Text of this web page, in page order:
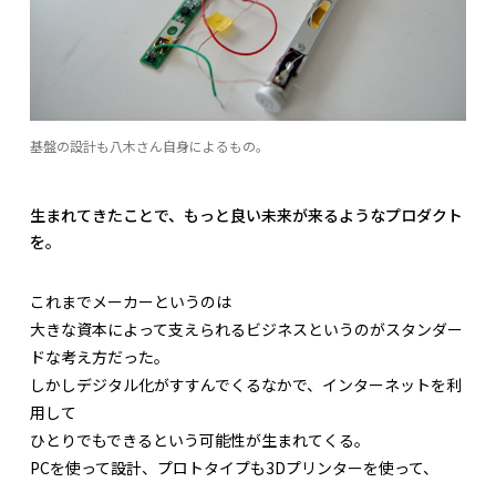
基盤の設計も八木さん自身によるもの。
生まれてきたことで、もっと良い未来が来るようなプロダクト
を。
これまでメーカーというのは
大きな資本によって支えられるビジネスというのがスタンダー
ドな考え方だった。
しかしデジタル化がすすんでくるなかで、インターネットを利
用して
ひとりでもできるという可能性が生まれてくる。
PCを使って設計、プロトタイプも3Dプリンターを使って、